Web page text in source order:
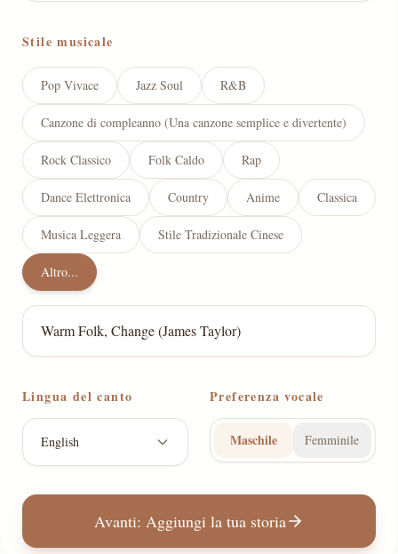
Stile musicale
Pop Vivace Jazz Soul R&B
Canzone di compleanno (Una canzone semplice e divertente)
Rock Classico Folk Caldo Rap
Dance Elettronica Country Anime Classica
Musica Leggera Stile Tradizionale Cinese
Altro...
Lingua del canto
English
Preferenza vocale
Maschile Femminile
Avanti: Aggiungi la tua storia